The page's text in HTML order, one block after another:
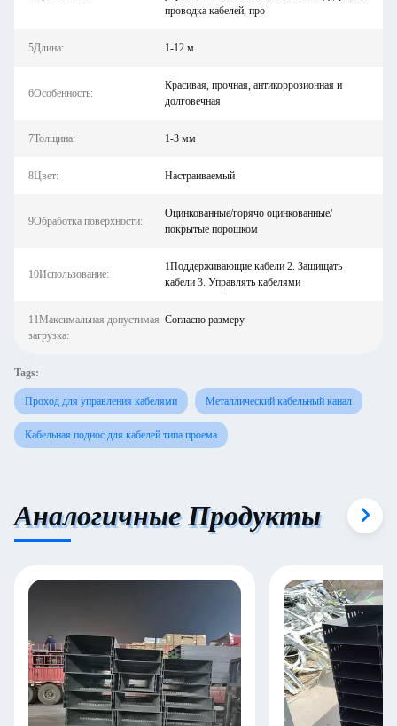
проводка кабелей, про
5Длина: 1-12 м
6Особенность:
Красивая, прочная, антикоррозионная и
долговечная
7Толщина: 1-3 мм
8Цвет: Настраиваемый
9Обработка поверхности:
Оцинкованные/горячо оцинкованные/
покрытые порошком
10Использование:
1Поддерживающие кабели 2. Защищать
кабели 3. Управлять кабелями
11Максимальная допустимая
загрузка:
Согласно размеру
Tags:
Проход для управления кабелями Металлический кабельный канал
Кабельная поднос для кабелей типа проема
Аналогичные Продукты